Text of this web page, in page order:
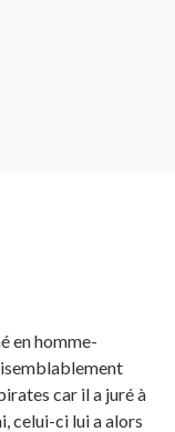
en homme-
car il a juré à
celui-ci lui a alors